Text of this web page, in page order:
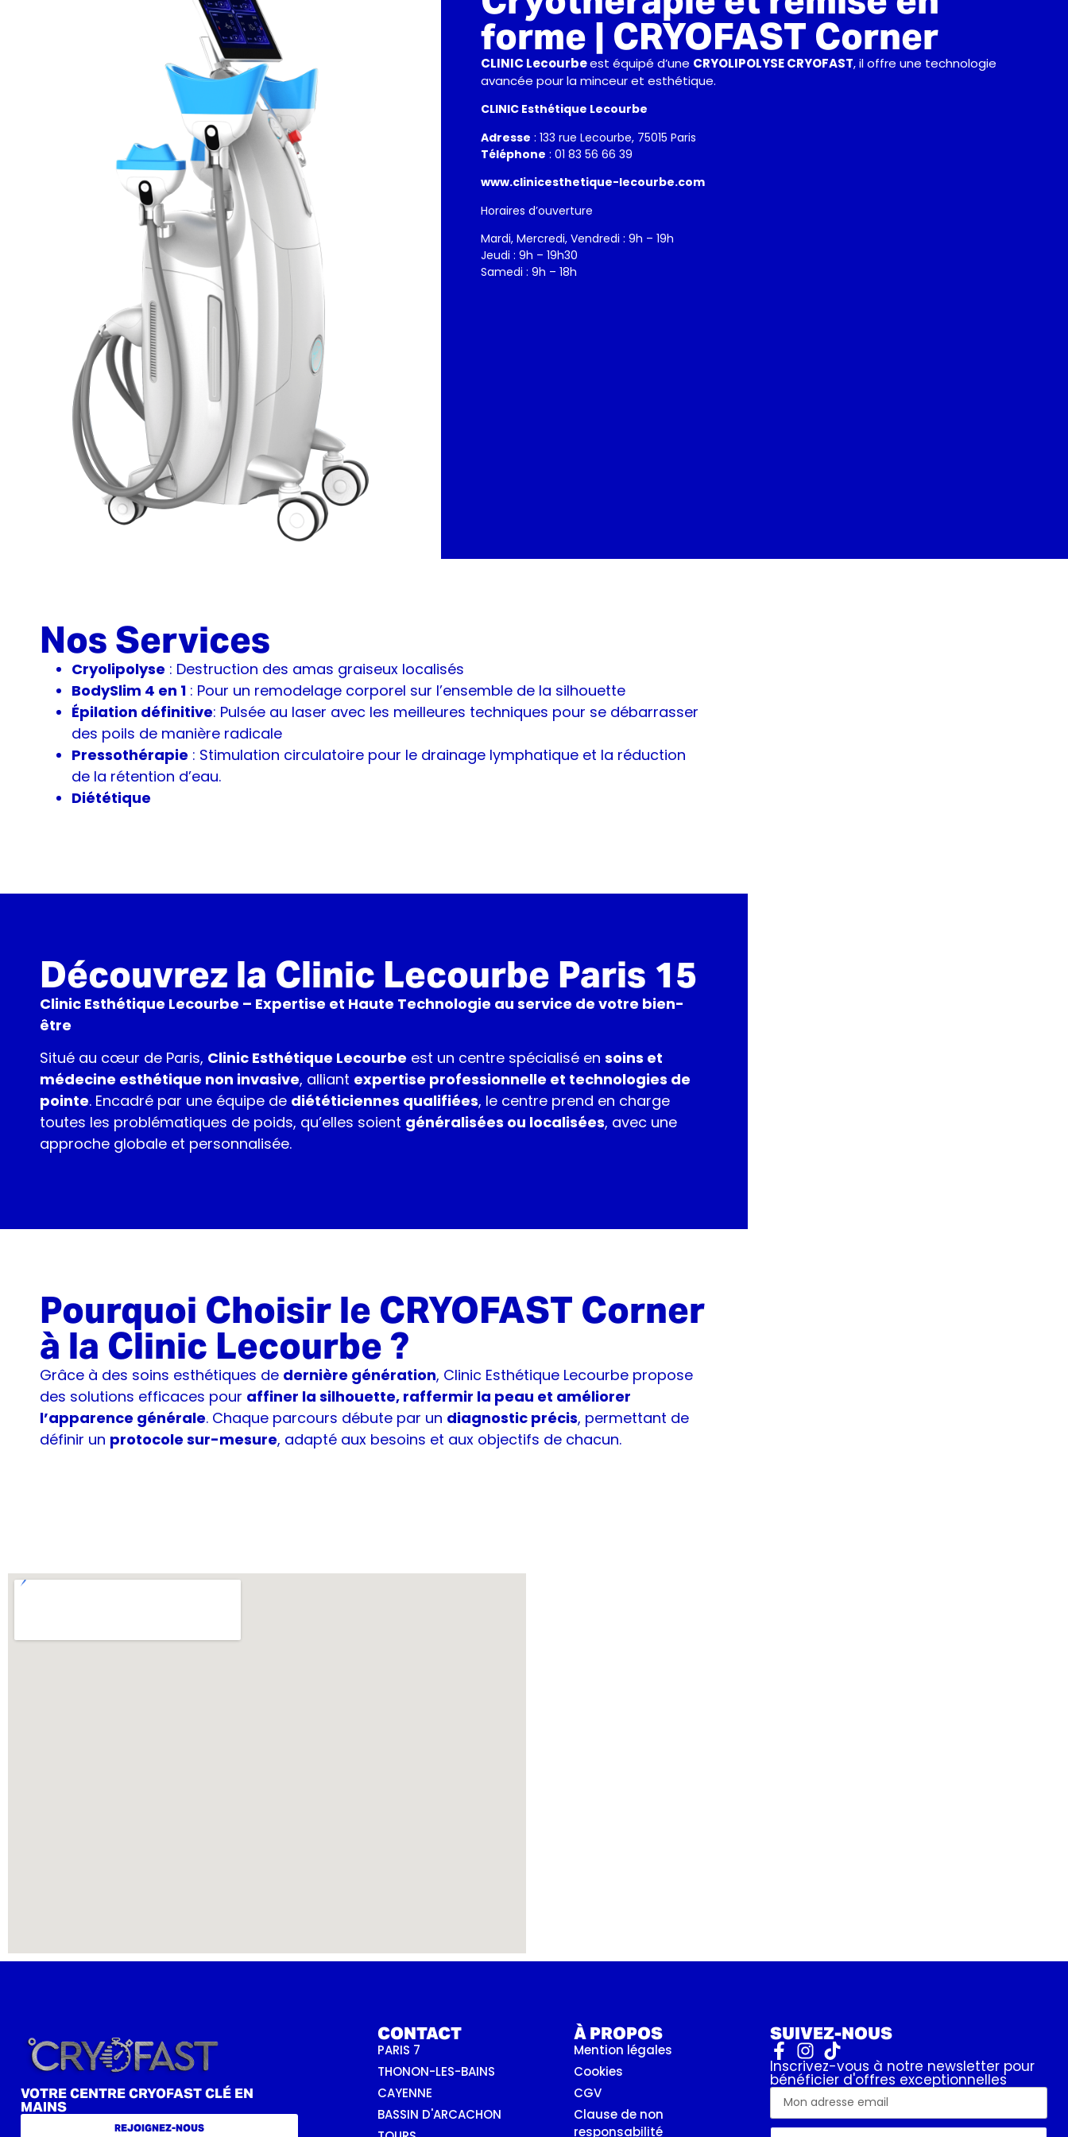
forme | CRYOFAST Corner
CLINIC Lecourbeest équipé d’une CRYOLIPOLYSE CRYOFAST, il offre une technologie
avancée pour la minceur et esthétique.
CLINIC Esthétique Lecourbe
Adresse : 133 rue Lecourbe, 75015 Paris
Téléphone : 01 83 56 66 39
www.clinicesthetique-lecourbe.com
Horaires d’ouverture
Mardi, Mercredi, Vendredi : 9h – 19h
Jeudi : 9h – 19h30
Samedi : 9h – 18h
Nos Services
Cryolipolyse : Destruction des amas graiseux localisés
BodySlim 4 en 1 : Pour un remodelage corporel sur l’ensemble de la silhouette
Épilation définitive: Pulsée au laser avec les meilleures techniques pour se débarrasser
des poils de manière radicale
Pressothérapie : Stimulation circulatoire pour le drainage lymphatique et la réduction
de la rétention d’eau.
Diététique
Découvrez la Clinic Lecourbe Paris 15
Clinic Esthétique Lecourbe – Expertise et Haute Technologie au service de votre bien-
être
Situé au cœur de Paris, Clinic Esthétique Lecourbe est un centre spécialisé en soins et
médecine esthétique non invasive, alliant expertise professionnelle et technologies de
pointe. Encadré par une équipe de diététiciennes qualifiées, le centre prend en charge
toutes les problématiques de poids, qu’elles soient généralisées ou localisées, avec une
approche globale et personnalisée.
Pourquoi Choisir le CRYOFAST Corner
à la Clinic Lecourbe ?
Grâce à des soins esthétiques de dernière génération, Clinic Esthétique Lecourbe propose
des solutions efficaces pour affiner la silhouette, raffermir la peau et améliorer
l’apparence générale. Chaque parcours débute par un diagnostic précis, permettant de
définir un protocole sur-mesure, adapté aux besoins et aux objectifs de chacun.
VOTRE CENTRE CRYOFAST CLÉ EN
MAINS
REJOIGNEZ-NOUS
CONTACT
PARIS 7
THONON-LES-BAINS
CAYENNE
BASSIN D'ARCACHON
À PROPOS
Mention légales
Cookies
CGV
Clause de non
responsabilité
SUIVEZ-NOUS
Inscrivez-vous à notre newsletter pour
bénéficier d'offres exceptionnelles